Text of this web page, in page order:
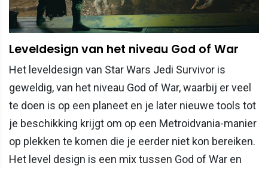
Leveldesign van het niveau God of War
Het leveldesign van Star Wars Jedi Survivor is
geweldig, van het niveau God of War, waarbij er veel
te doen is op een planeet en je later nieuwe tools tot
je beschikking krijgt om op een Metroidvania-manier
op plekken te komen die je eerder niet kon bereiken.
Het level design is een mix tussen God of War en